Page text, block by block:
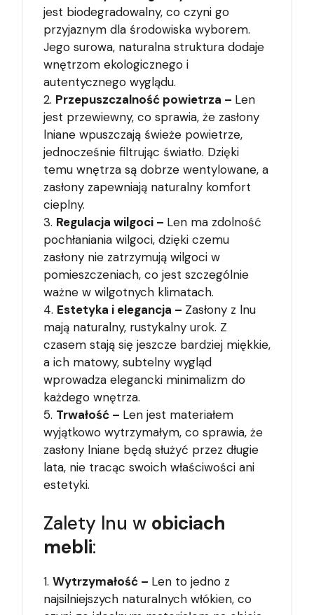
jest biodegradowalny, co czyni go
przyjaznym dla środowiska wyborem.
Jego surowa, naturalna struktura dodaje
wnętrzom ekologicznego i
autentycznego wyglądu.
Przepuszczalność powietrza – Len
jest przewiewny, co sprawia, że zasłony
lniane wpuszczają świeże powietrze,
jednocześnie filtrując światło. Dzięki
temu wnętrza są dobrze wentylowane, a
zasłony zapewniają naturalny komfort
cieplny.
Regulacja wilgoci – Len ma zdolność
pochłaniania wilgoci, dzięki czemu
zasłony nie zatrzymują wilgoci w
pomieszczeniach, co jest szczególnie
ważne w wilgotnych klimatach.
Estetyka i elegancja – Zasłony z lnu
mają naturalny, rustykalny urok. Z
czasem stają się jeszcze bardziej miękkie,
a ich matowy, subtelny wygląd
wprowadza elegancki minimalizm do
każdego wnętrza.
Trwałość – Len jest materiałem
wyjątkowo wytrzymałym, co sprawia, że
zasłony lniane będą służyć przez długie
lata, nie tracąc swoich właściwości ani
estetyki.
Zalety lnu w obiciach
mebli:
Wytrzymałość – Len to jedno z
najsilniejszych naturalnych włókien, co